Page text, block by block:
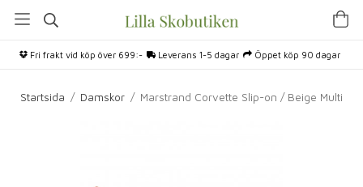
Fri frakt vid köp över 699:- Leverans 1-5 dagar Öppet köp 90 dagar
Startsida / Damskor / Marstrand Corvette Slip-on / Beige Multi